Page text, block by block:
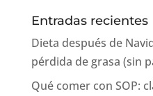
Entradas recientes
Dieta después de
pérdida de grasa (sin
Qué comer con SOP: